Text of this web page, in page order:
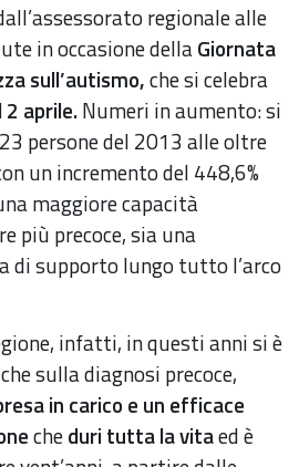
regionale alle
in occasione dellaGiornata
sull’autismo,che si celebra
2 aprile. Numeri in aumento: si
persone del 2013 alle oltre
un incremento del 448,6%
maggiore capacità
più precoce, sia una
di supporto lungo tutto l’arco
infatti, in questi anni si è
sulla diagnosi precoce,
in carico e un efficace
cheduri tutta la vitaed è